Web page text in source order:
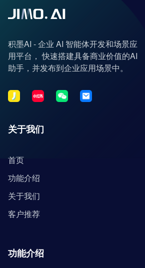
积墨AI - 企业 AI 智能体开发和场景应
用平台， 快速搭建具备商业价值的AI
助手，并发布到企业应用场景中。
关于我们
首页
功能介绍
关于我们
客户推荐
功能介绍